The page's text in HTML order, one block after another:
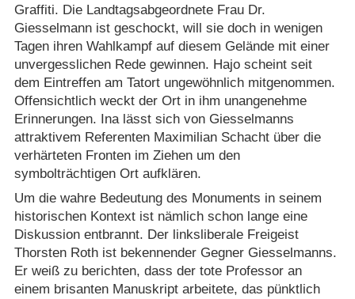
Graffiti. Die Landtagsabgeordnete Frau Dr.
Giesselmann ist geschockt, will sie doch in wenigen
Tagen ihren Wahlkampf auf diesem Gelände mit einer
unvergesslichen Rede gewinnen. Hajo scheint seit
dem Eintreffen am Tatort ungewöhnlich mitgenommen.
Offensichtlich weckt der Ort in ihm unangenehme
Erinnerungen. Ina lässt sich von Giesselmanns
attraktivem Referenten Maximilian Schacht über die
verhärteten Fronten im Ziehen um den
symbolträchtigen Ort aufklären.
Um die wahre Bedeutung des Monuments in seinem
historischen Kontext ist nämlich schon lange eine
Diskussion entbrannt. Der linksliberale Freigeist
Thorsten Roth ist bekennender Gegner Giesselmanns.
Er weiß zu berichten, dass der tote Professor an
einem brisanten Manuskript arbeitete, das pünktlich